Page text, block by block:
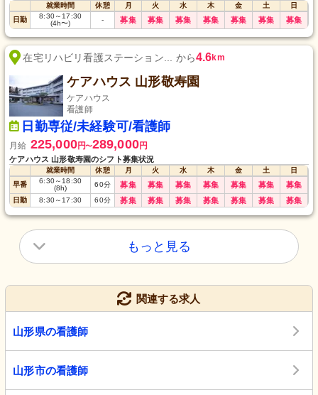
就業時間 休憩 月 火 水 木 金 土
日
日勤
8:30～17:30
(4h〜)
- 募集 募集 募集 募集 募集 募集 募集
在宅リハビリ看護ステーション... から4.6km
ケアハウス 山形敬寿園
ケアハウス
看護師
日勤専従/未経験可/看護師
月給 225,000円〜289,000円
ケアハウス 山形敬寿園のシフト募集状況
就業時間 休憩 月 火 水 木 金 土
日
早番
6:30～18:30
(8h)
60分 募集 募集 募集 募集 募集 募集 募集
日勤 8:30～17:30 60分 募集 募集 募集 募集 募集 募集 募集
もっと見る
関連する求人
山形県の看護師
山形市の看護師